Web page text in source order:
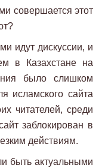
совершается этот
идут дискуссии, и
в Казахстане на
было слишком
исламского сайта
читателей, среди
заблокирован в
действиям.
быть актуальными